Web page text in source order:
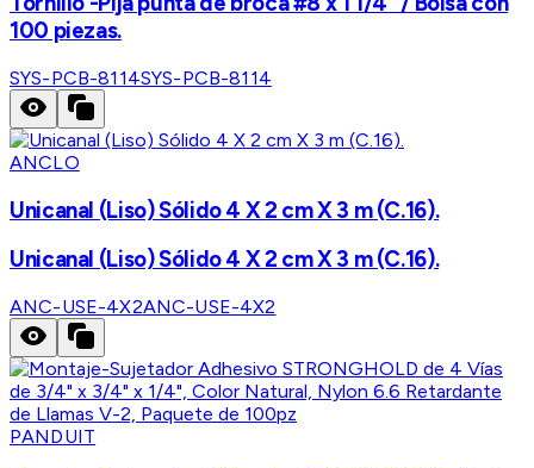
100 piezas.
SYS-PCB-8114SYS-PCB-8114
ANCLO
Unicanal (Liso) Sólido 4 X 2 cm X 3 m (C.16).
Unicanal (Liso) Sólido 4 X 2 cm X 3 m (C.16).
ANC-USE-4X2ANC-USE-4X2
PANDUIT